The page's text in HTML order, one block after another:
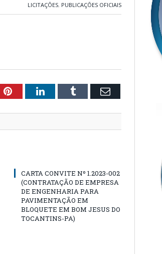
LICITAÇÕES, PUBLICAÇÕES OFICIAIS
PinterestLinkedInTumblr Email
CARTA CONVITE Nº 1.2023-002
(CONTRATAÇÃO DE EMPRESA
DE ENGENHARIA PARA
PAVIMENTAÇÃO EM
BLOQUETE EM BOM JESUS DO
TOCANTINS-PA)